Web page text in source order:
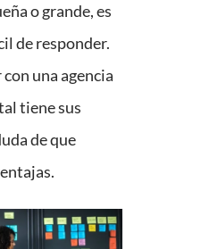
o grande, es
de responder.
una agencia
tiene sus
de que